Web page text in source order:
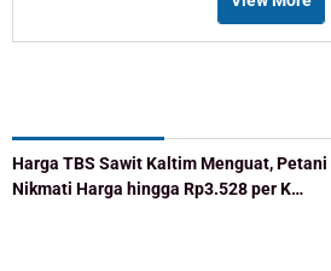
Harga TBS Sawit Kaltim Menguat, Petani
Nikmati Harga hingga Rp3.528 per K…